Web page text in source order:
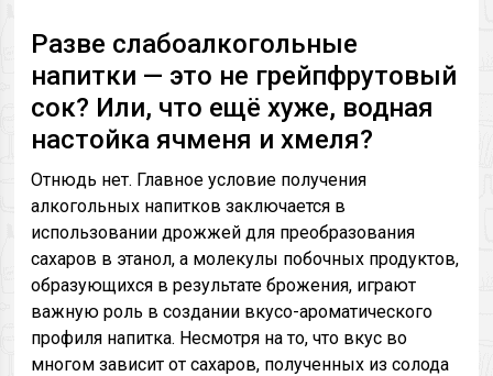
Разве слабоалкогольные
напитки — это не грейпфрутовый
сок? Или, что ещё хуже, водная
настойка ячменя и хмеля?
Отнюдь нет. Главное условие получения
алкогольных напитков заключается в
использовании дрожжей для преобразования
сахаров в этанол, а молекулы побочных продуктов,
образующихся в результате брожения, играют
важную роль в создании вкусо-ароматического
профиля напитка. Несмотря на то, что вкус во
многом зависит от сахаров, полученных из солода